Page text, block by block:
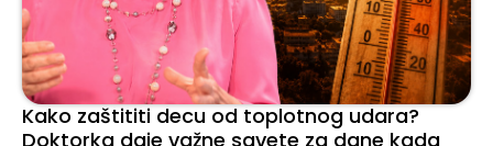
Kako zaštititi decu od toplotnog udara?
Doktorka daje važne savete za dane kada